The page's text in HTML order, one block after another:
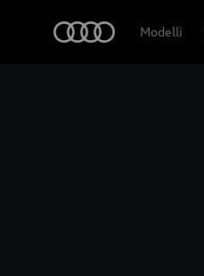
Modelli